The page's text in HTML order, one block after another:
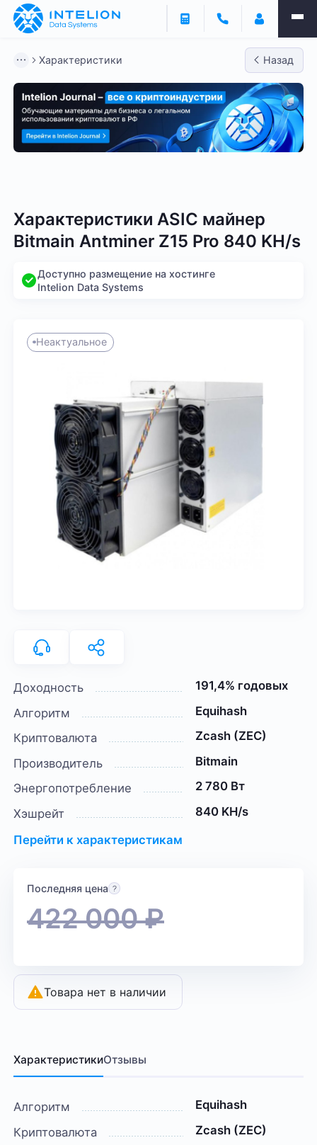
Характеристики Назад
Характеристики ASIC майнер
Bitmain Antminer Z15 Pro 840 KH/s
Доступно размещение на хостинге
Intelion Data Systems
Неактуальное
Доходность
191,4% годовых
Алгоритм
Equihash
Криптовалюта
Zcash (ZEC)
Производитель
Bitmain
Энергопотребление
2 780 Вт
Хэшрейт
840 KH/s
Перейти к характеристикам
Последняя цена
422 000₽
Товара нет в наличии
ХарактеристикиОтзывы
Алгоритм
Equihash
Криптовалюта
Zcash (ZEC)